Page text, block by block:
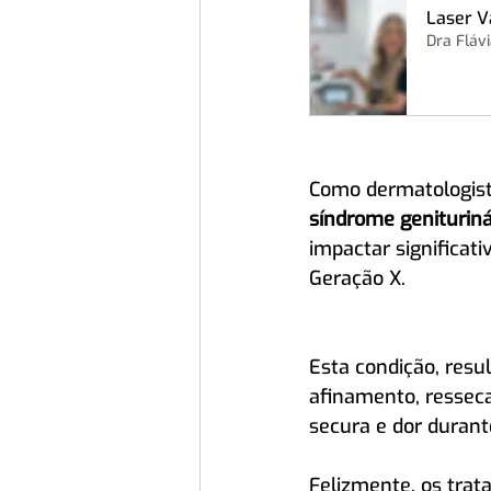
Laser
Dra
Como
síndrome
impactar
Geração X.
Esta condição,
afinamento,
secura e dor
Felizmente, os